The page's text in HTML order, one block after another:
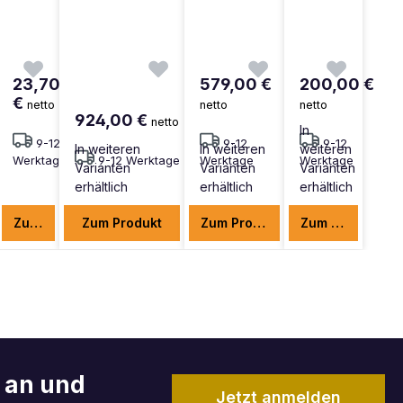
23,70
€ netto
9-12
Werktage
Zum Produkt
924,00 € netto
9-12 Werktage
In weiteren
Varianten
erhältlich
Zum Produkt
579,00 €
netto
9-12
Werktage
In weiteren
Varianten
erhältlich
Zum Produkt
200,00 €
netto
9-12
Werktage
In
weiteren
Varianten
erhältlich
Zum Produkt
und Jetzt anmelden